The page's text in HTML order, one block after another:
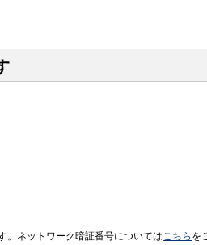
。ネットワーク暗証番号についてはこちら を